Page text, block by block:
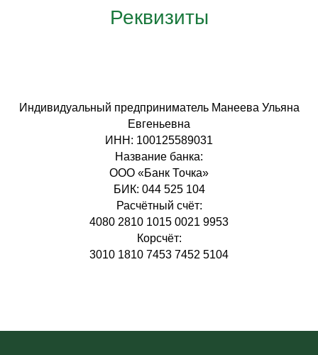
Реквизиты
Индивидуальный предприниматель Манеева Ульяна
Евгеньевна
ИНН: 100125589031
Название банка:
ООО «Банк Точка»
БИК: 044 525 104
Расчётный счёт:
4080 2810 1015 0021 9953
Корсчёт:
3010 1810 7453 7452 5104